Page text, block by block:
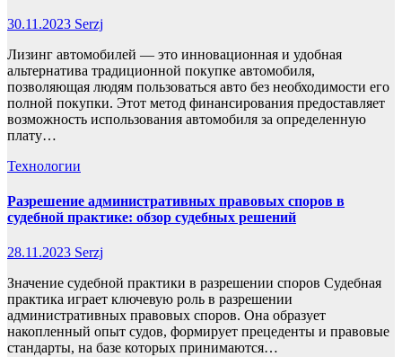
30.11.2023 Serzj
Лизинг автомобилей — это инновационная и удобная
альтернатива традиционной покупке автомобиля,
позволяющая людям пользоваться авто без необходимости его
полной покупки. Этот метод финансирования предоставляет
возможность использования автомобиля за определенную
плату…
Технологии
Разрешение административных правовых споров в
судебной практике: обзор судебных решений
28.11.2023 Serzj
Значение судебной практики в разрешении споров Судебная
практика играет ключевую роль в разрешении
административных правовых споров. Она образует
накопленный опыт судов, формирует прецеденты и правовые
стандарты, на базе которых принимаются…